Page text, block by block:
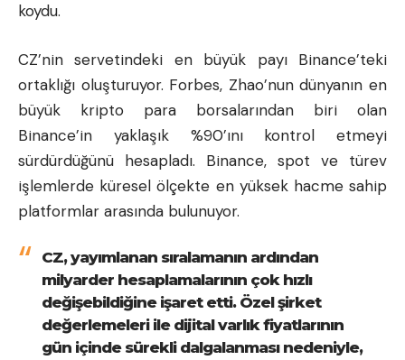
koydu.
CZ’nin servetindeki en büyük payı Binance’teki
ortaklığı oluşturuyor. Forbes, Zhao’nun dünyanın en
büyük kripto para borsalarından biri olan
Binance’in yaklaşık %90’ını kontrol etmeyi
sürdürdüğünü hesapladı. Binance, spot ve türev
işlemlerde küresel ölçekte en yüksek hacme sahip
platformlar arasında bulunuyor.
CZ, yayımlanan sıralamanın ardından
milyarder hesaplamalarının çok hızlı
değişebildiğine işaret etti. Özel şirket
değerlemeleri ile dijital varlık fiyatlarının
gün içinde sürekli dalgalanması nedeniyle,